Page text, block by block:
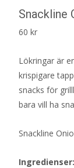
Snackline
60 kr
Lökringar är
krispigare
snacks för
bara vill ha
Snackline
Ingredienser: